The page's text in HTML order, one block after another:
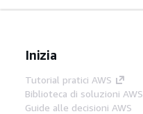
Inizia
Tutorial pratici AWS
Biblioteca di soluzioni AWS
Guide alle decisioni AWS